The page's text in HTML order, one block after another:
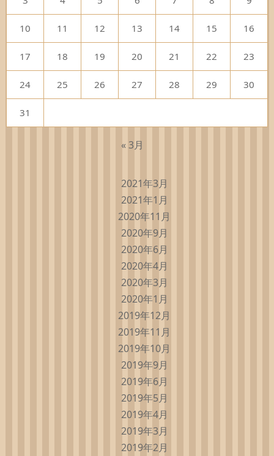
10 11 12 13 14 15 16
17 18 19 20 21 22 23
24 25 26 27 28 29 30
31
« 3月
2021年3月
2021年1月
2020年11月
2020年9月
2020年6月
2020年4月
2020年3月
2020年1月
2019年12月
2019年11月
2019年10月
2019年9月
2019年6月
2019年5月
2019年4月
2019年3月
2019年2月